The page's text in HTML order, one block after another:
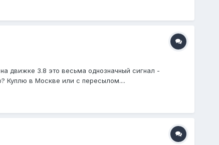
движке 3.8 это весьма однозначный сигнал -
Куплю в Москве или с пересылом....